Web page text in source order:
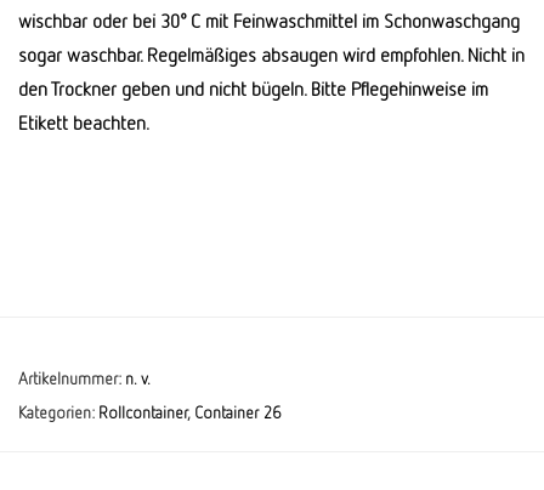
wischbar oder bei 30° C mit Fein­wasch­mittel im Schon­wasch­gang
sogar waschbar. Regelmäßiges absaugen wird empfohlen. Nicht in
den Trockner geben und nicht bügeln. Bitte Pflege­hinweise im
Etikett beachten.
Artikelnummer: n. v.
Kategorien: Rollcontainer, Container 26